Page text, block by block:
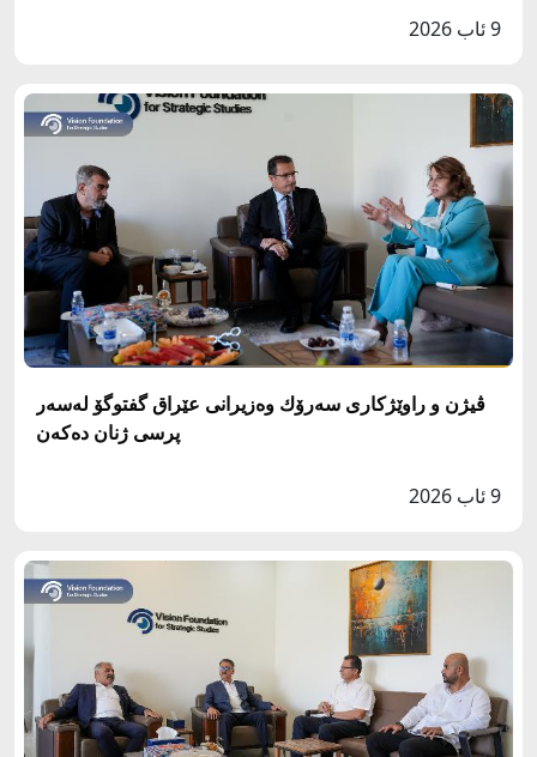
9 ئاب 2026
ڤيژن و راوێژكارى سه‌رۆك وه‌زيرانى عێراق گفتوگۆ له‌سەر
پرسى ژنان دەکەن
9 ئاب 2026